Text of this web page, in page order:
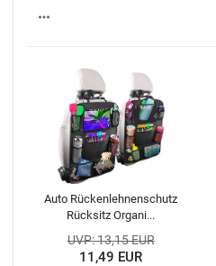
Auto Rückenlehnenschutz
Rücksitz Organi...
UVP: 13,15 EUR
11,49 EUR